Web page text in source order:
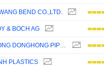
BEND CO.,LTD.
& BOCH AG
SHANDONG DONGHONG PIPE INDUSTRY CO., LTD.
PLASTICS